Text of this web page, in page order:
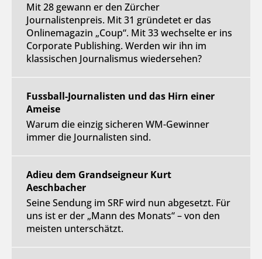
Mit 28 gewann er den Zürcher
Journalistenpreis. Mit 31 gründetet er das
Onlinemagazin „Coup“. Mit 33 wechselte er ins
Corporate Publishing. Werden wir ihn im
klassischen Journalismus wiedersehen?
Fussball-Journalisten und das Hirn einer
Ameise
Warum die einzig sicheren WM-Gewinner
immer die Journalisten sind.
Adieu dem Grandseigneur Kurt
Aeschbacher
Seine Sendung im SRF wird nun abgesetzt. Für
uns ist er der „Mann des Monats“ – von den
meisten unterschätzt.